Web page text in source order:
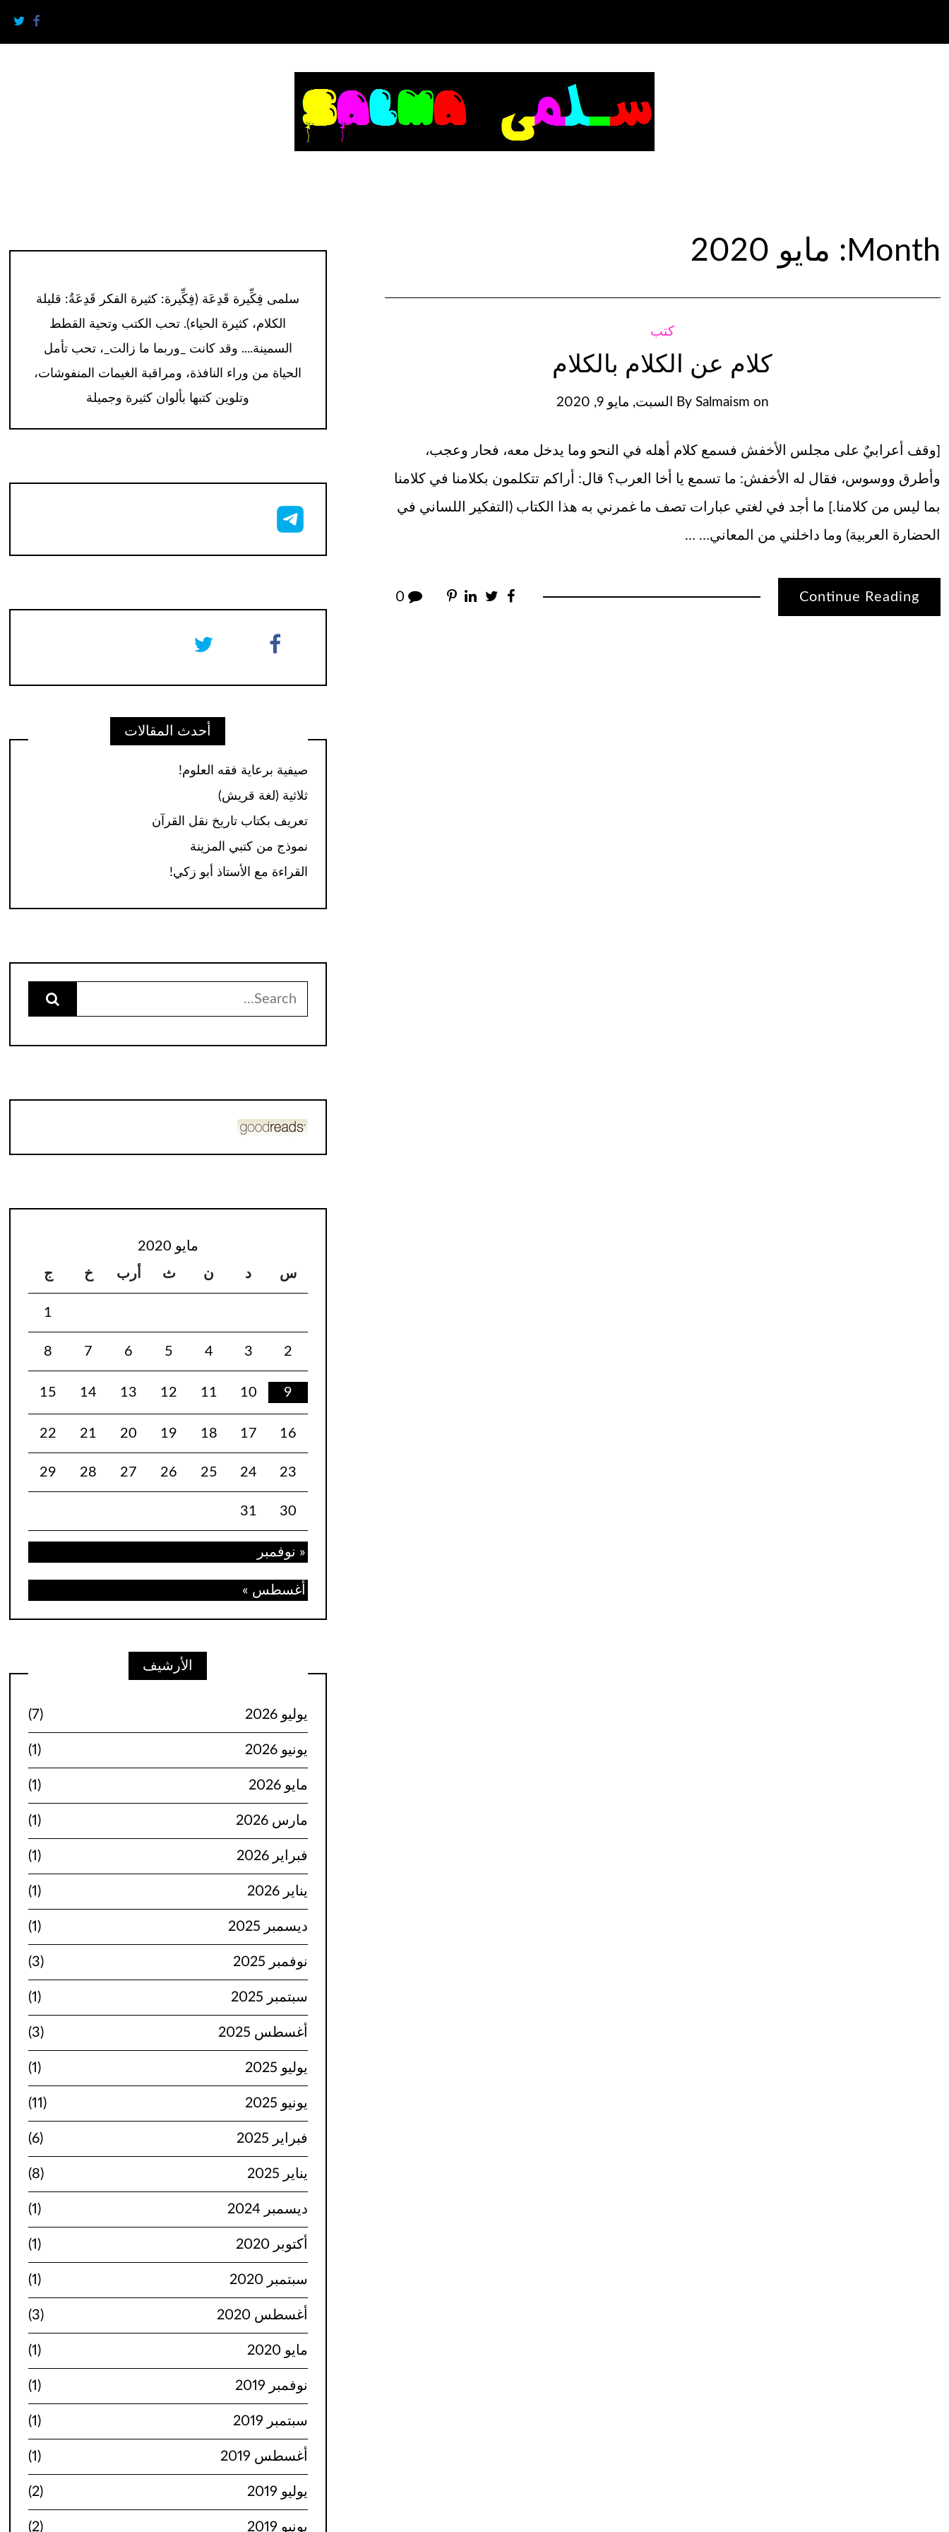
Month: مايو 2020
كتب
كلام عن الكلام بالكلام
By Salmaism on السبت, مايو 9, 2020
[وقف أعرابيٌ على مجلس الأخفش فسمع كلام أهله في النحو وما يدخل معه، فحار وعجب،
وأطرق ووسوس، فقال له الأخفش: ما تسمع يا أخا العرب؟ قال: أراكم تتكلمون بكلامنا في كلامنا
بما ليس من كلامنا.] ما أجد في لغتي عبارات تصف ما غمرني به هذا الكتاب (التفكير اللساني في
الحضارة العربية) وما داخلني من المعاني… …
Continue Reading
0
سلمى فِكِّيرة قَدِعَة (فِكِّيرة: كثيرة الفكر قَدِعَةُ: قليلة
الكلام، كثيرة الحياء). تحب الكتب وتحية القطط
السمينة.... وقد كانت _وربما ما زالت_، تحب تأمل
الحياة من وراء النافذة، ومراقبة الغيمات المنفوشات،
وتلوين كتبها بألوان كثيرة وجميلة
أحدث المقالات
صيفية برعاية فقه العلوم!
ثلاثية (لغة قريش)
تعريف بكتاب تاريخ نقل القرآن
نموذج من كتبي المزينة
القراءة مع الأستاذ أبو زكي!
for:
مايو 2020
س
د ن ث أرب خ ج
1
2
3
4
5
6
7
8
9
10
11
12
13
14
15
16
17
18
19
20
21
22
23
24
25
26
27
28
29
30
31
« نوفمبر
أغسطس »
الأرشيف
يوليو 2026 (7)
يونيو 2026 (1)
مايو 2026 (1)
مارس 2026 (1)
فبراير 2026 (1)
يناير 2026 (1)
ديسمبر 2025 (1)
نوفمبر 2025 (3)
سبتمبر 2025 (1)
أغسطس 2025 (3)
يوليو 2025 (1)
يونيو 2025 (11)
فبراير 2025 (6)
يناير 2025 (8)
ديسمبر 2024 (1)
أكتوبر 2020 (1)
سبتمبر 2020 (1)
أغسطس 2020 (3)
مايو 2020 (1)
نوفمبر 2019 (1)
سبتمبر 2019 (1)
أغسطس 2019 (1)
يوليو 2019 (2)
يونيو 2019 (2)